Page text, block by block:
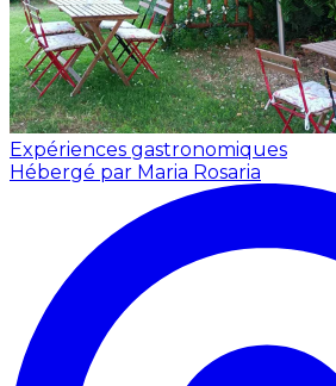
Expériences gastronomiques
Hébergé par Maria Rosaria